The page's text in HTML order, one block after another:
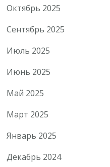
Октябрь 2025
Сентябрь 2025
Июль 2025
Июнь 2025
Май 2025
Март 2025
Январь 2025
Декабрь 2024